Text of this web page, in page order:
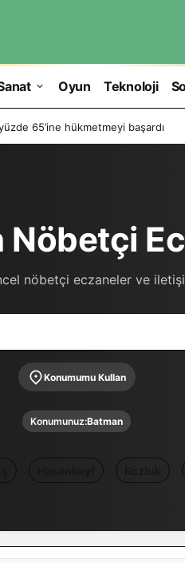
Oyun Teknoloji
65’ine hükmetmeyi başardı
Nöbetçi
nöbetçi eczaneler ve
Konumumu Kullan
Konumunuz:Batman